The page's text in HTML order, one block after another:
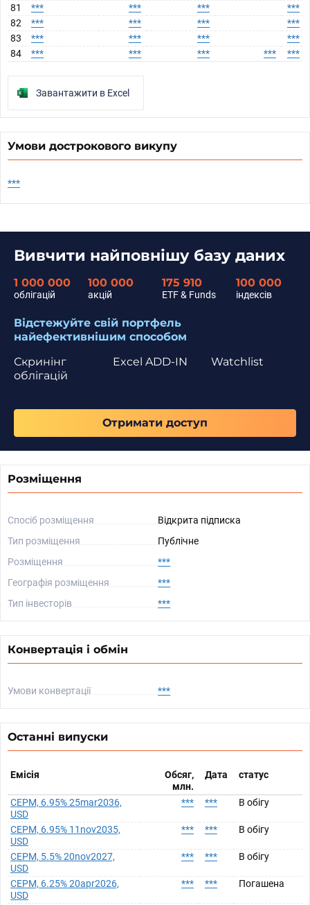
81 *** *** ***
***
82
*** *** ***
***
83
*** *** ***
***
84
*** *** *** *** ***
Завантажити в Excel
Умови дострокового викупу
***
Вивчити найповнішу базу даних
1 000 000
облігацій
100 000
акцій
175 910
ETF & Funds
100 000
індексів
Відстежуйте свій портфель
найефективнішим способом
Скринінг
облігацій
Watchlist
Excel ADD-IN
Отримати доступ
Розміщення
Спосіб розміщення
Відкрита підписка
Тип розміщення
Публічне
Розміщення
***
Географія розміщення
***
Тип інвесторів
***
Конвертація і обмін
Умови конвертації ***
Останні випуски
Емісія
Обсяг,
млн.
Дата статус
CEPM, 6.95% 25mar2036,
USD
*** *** В обігу
CEPM, 6.95% 11nov2035,
USD
*** *** В обігу
CEPM, 5.5% 20nov2027,
USD
*** *** В обігу
CEPM, 6.25% 20apr2026,
USD
*** *** Погашена